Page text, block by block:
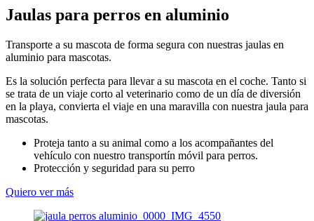
Jaulas para perros en aluminio
Transporte a su mascota de forma segura con nuestras jaulas en
aluminio para mascotas.
Es la solución perfecta para llevar a su mascota en el coche. Tanto si
se trata de un viaje corto al veterinario como de un día de diversión
en la playa, convierta el viaje en una maravilla con nuestra jaula para
mascotas.
Proteja tanto a su animal como a los acompañantes del
vehículo con nuestro transportín móvil para perros.
Protección y seguridad para su perro
Quiero ver más